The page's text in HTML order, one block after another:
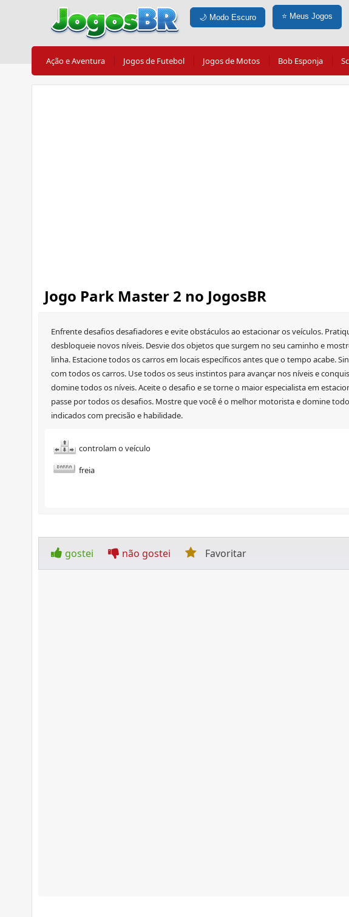
🌙 Modo Escuro ⭐ Meus Jogos
Ação e Aventura Jogos de Futebol Jogos de Motos Bob Esponja
Jogo Park Master 2 no JogosBR
Enfrente desafios desafiadores e evite obstáculos ao estacionar os veículos.
desbloqueie novos níveis. Desvie dos objetos que surgem no seu caminho e
linha. Estacione todos os carros em locais específicos antes que o tempo acabe.
com todos os carros. Use todos os seus instintos para avançar nos níveis e
domine todos os níveis. Aceite o desafio e se torne o maior especialista em
passe por todos os desafios. Mostre que você é o melhor motorista e domine
indicados com precisão e habilidade.
controlam o veículo
freia
gostei não gostei Favoritar